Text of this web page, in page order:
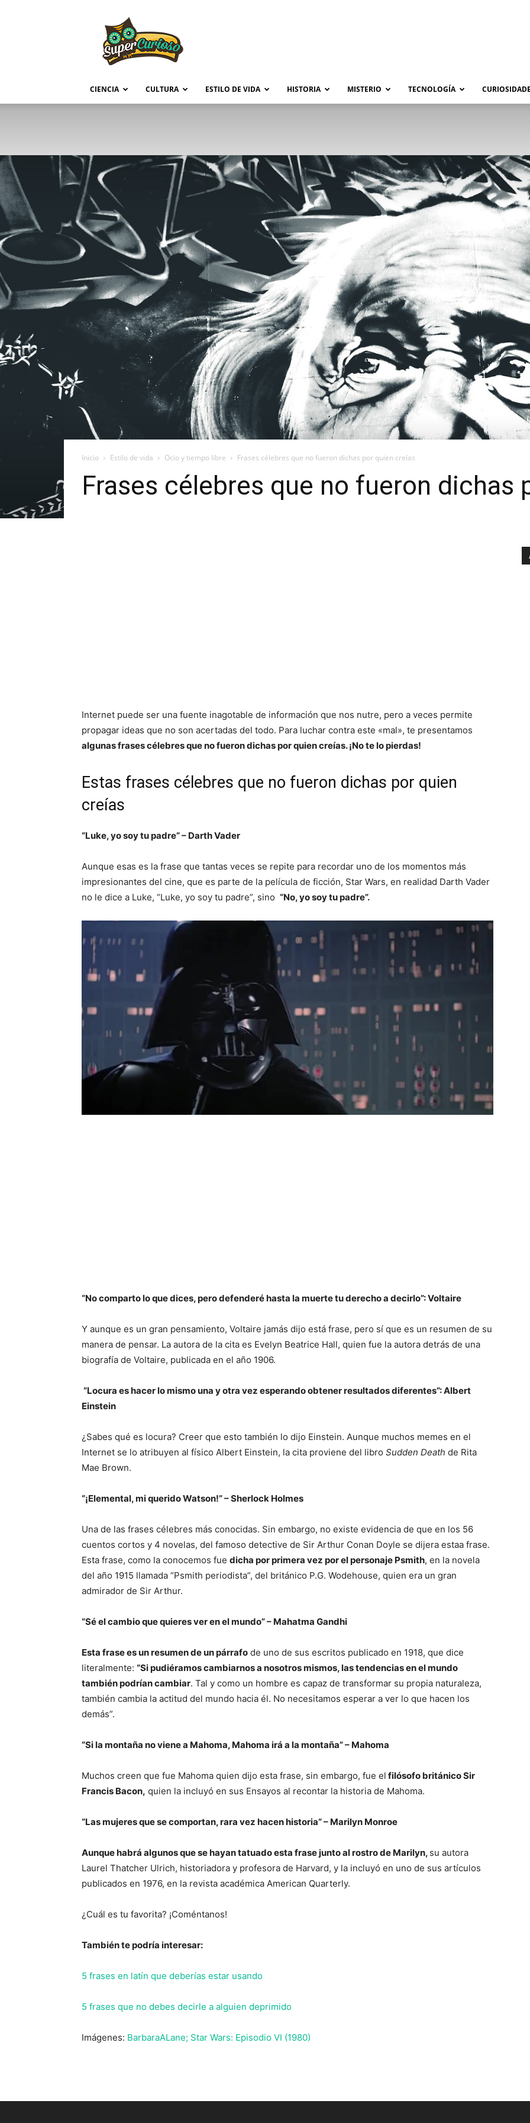
CIENCIA CULTURA ESTILO DE VIDA HISTORIA MISTERIO TECNOLOGÍA
Inicio Estilo de vida Ocio y tiempo libre Frases célebres que no fueron dichas por quien creías
Frases célebres que no fueron dichas
Internet puede ser una fuente inagotable de información que nos nutre, pero a veces permite
propagar ideas que no son acertadas del todo. Para luchar contra este «mal», te presentamos
algunas frases célebres que no fueron dichas por quien creías. ¡No te lo pierdas!
Estas frases célebres que no fueron dichas por quien
creías
“Luke, yo soy tu padre” – Darth Vader
Aunque esas es la frase que tantas veces se repite para recordar uno de los momentos más
impresionantes del cine, que es parte de la película de ficción, Star Wars, en realidad Darth Vader
no le dice a Luke, “Luke, yo soy tu padre”, sino “No, yo soy tu padre”.
“No comparto lo que dices, pero defenderé hasta la muerte tu derecho a decirlo”: Voltaire
Y aunque es un gran pensamiento, Voltaire jamás dijo está frase, pero sí que es un resumen de su
manera de pensar. La autora de la cita es Evelyn Beatrice Hall, quien fue la autora detrás de una
biografía de Voltaire, publicada en el año 1906.
“Locura es hacer lo mismo una y otra vez esperando obtener resultados diferentes”: Albert
Einstein
¿Sabes qué es locura? Creer que esto también lo dijo Einstein. Aunque muchos memes en el
Internet se lo atribuyen al físico Albert Einstein, la cita proviene del libro Sudden Death de Rita
Mae Brown.
“¡Elemental, mi querido Watson!” – Sherlock Holmes
Una de las frases célebres más conocidas. Sin embargo, no existe evidencia de que en los 56
cuentos cortos y 4 novelas, del famoso detective de Sir Arthur Conan Doyle se dijera estaa frase.
Esta frase, como la conocemos fue dicha por primera vez por el personaje Psmith, en la novela
del año 1915 llamada “Psmith periodista”, del británico P.G. Wodehouse, quien era un gran
admirador de Sir Arthur.
“Sé el cambio que quieres ver en el mundo” – Mahatma Gandhi
Esta frase es un resumen de un párrafo de uno de sus escritos publicado en 1918, que dice
literalmente: “Si pudiéramos cambiarnos a nosotros mismos, las tendencias en el mundo
también podrían cambiar. Tal y como un hombre es capaz de transformar su propia naturaleza,
también cambia la actitud del mundo hacia él. No necesitamos esperar a ver lo que hacen los
demás”.
“Si la montaña no viene a Mahoma, Mahoma irá a la montaña” – Mahoma
Muchos creen que fue Mahoma quien dijo esta frase, sin embargo, fue el filósofo británico Sir
Francis Bacon, quien la incluyó en sus Ensayos al recontar la historia de Mahoma.
“Las mujeres que se comportan, rara vez hacen historia” – Marilyn Monroe
Aunque habrá algunos que se hayan tatuado esta frase junto al rostro de Marilyn, su autora
Laurel Thatcher Ulrich, historiadora y profesora de Harvard, y la incluyó en uno de sus artículos
publicados en 1976, en la revista académica American Quarterly.
¿Cuál es tu favorita? ¡Coméntanos!
También te podría interesar:
5 frases en latín que deberías estar usando
5 frases que no debes decirle a alguien deprimido
Imágenes: BarbaraALane; Star Wars: Episodio VI (1980)